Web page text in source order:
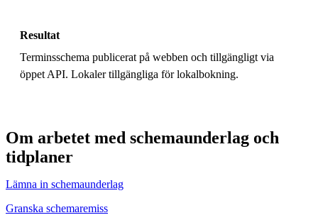
Resultat
Terminsschema publicerat på webben och tillgängligt via
öppet API. Lokaler tillgängliga för lokalbokning.
Om arbetet med schemaunderlag och
tidplaner
Lämna in schemaunderlag
Granska schemaremiss